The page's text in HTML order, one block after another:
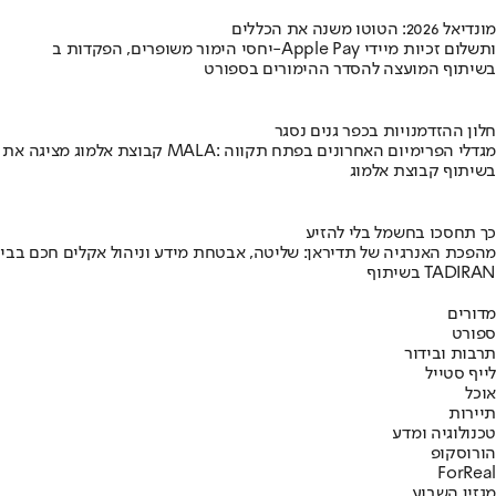
מונדיאל 2026: הטוטו משנה את הכללים
יחסי הימור משופרים, הפקדות ב-Apple Pay ותשלום זכיות מיידי
בשיתוף המועצה להסדר ההימורים בספורט
חלון ההזדמנויות בכפר גנים נסגר
קבוצת אלמוג מציגה את פרויקט MALA: מגדלי הפרימיום האחרונים בפתח תקווה
בשיתוף קבוצת אלמוג
כך תחסכו בחשמל בלי להזיע
מהפכת האנרגיה של תדיראן: שליטה, אבטחת מידע וניהול אקלים חכם
בשיתוף TADIRAN
מדורים
ספורט
תרבות ובידור
לייף סטייל
אוכל
תיירות
טכנולוגיה ומדע
הורוסקופ
ForReal